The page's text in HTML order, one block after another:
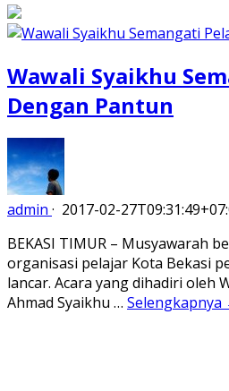
Wawali Syaikhu
Dengan Pantun
admin · 2017-02-
BEKASI TIMUR – Musyawarah
organisasi pelajar Kota Bekasi
lancar. Acara yang dihadiri oleh
Ahmad Syaikhu … Selengkapnya